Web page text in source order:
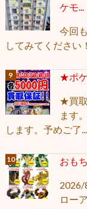
ケモ...
今回
してみてください！
★ポ
★買
ます
します。予めご了...
おも
ロー